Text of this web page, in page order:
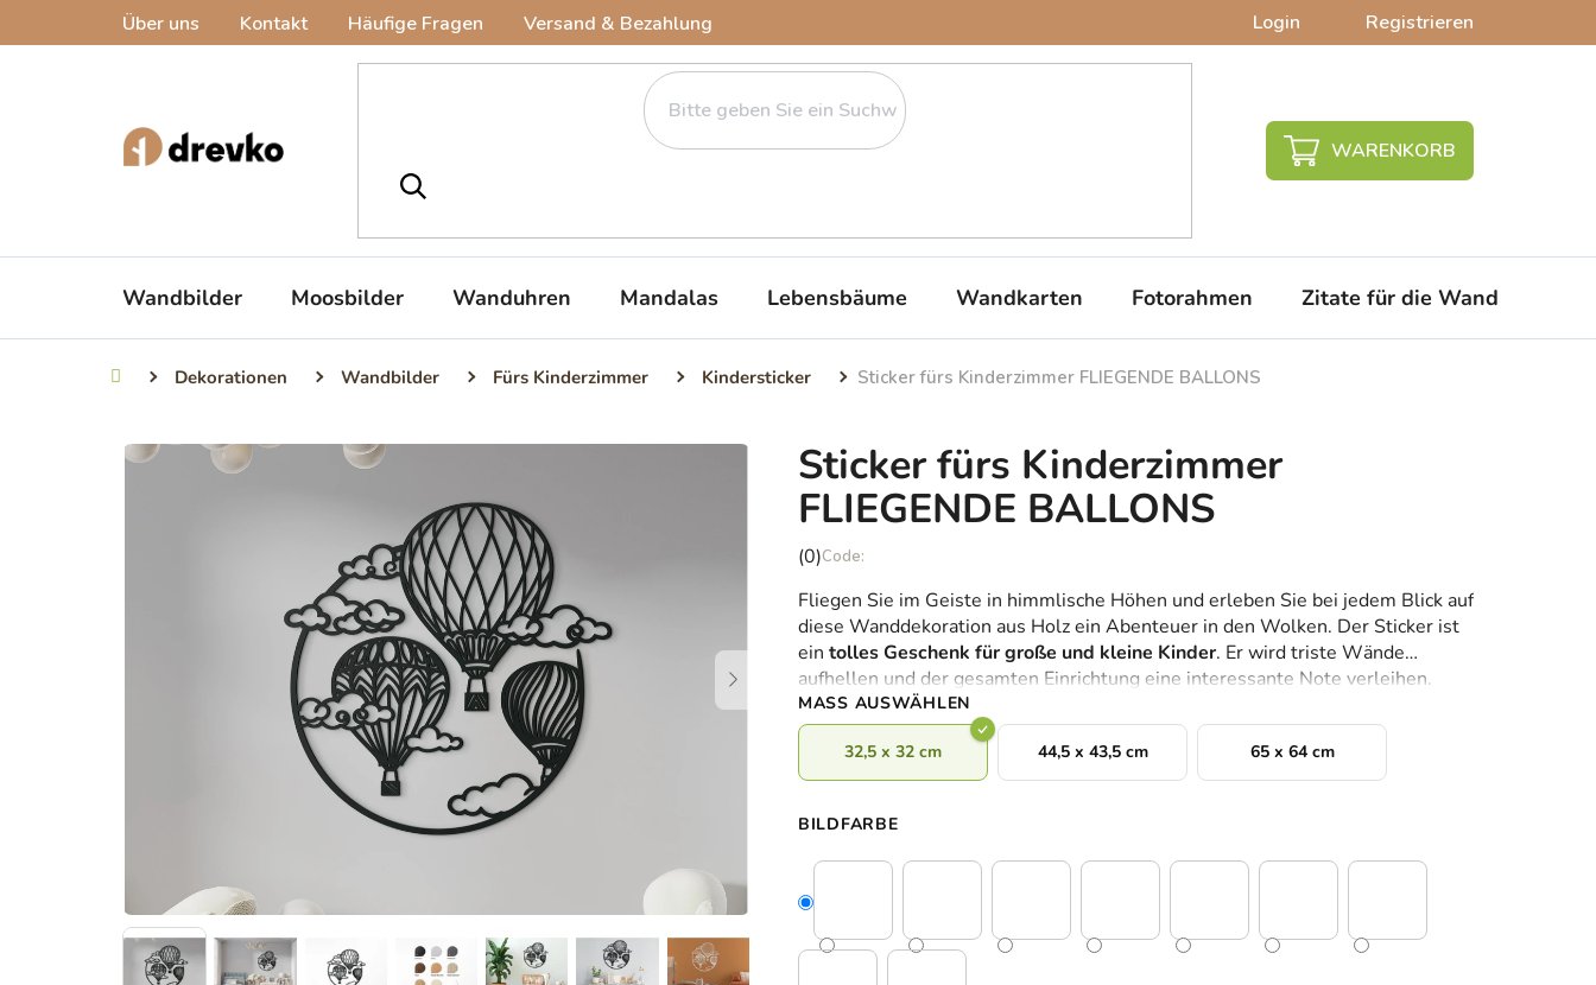
Über uns Kontakt Häufige Fragen Versand & Bezahlung Login Registrieren
WARENKORB
Wandbilder Moosbilder Wanduhren Mandalas Lebensbäume Wandkarten Fotorahmen Zitate für die Wand
StartseiteDekorationen Wandbilder Fürs Kinderzimmer Kindersticker Sticker fürs Kinderzimmer FLIEGENDE BALLONS
Sticker fürs Kinderzimmer
FLIEGENDE BALLONS
Die
Produktbewertung
ist
0,0
von
5
Sternen.
(0)
Fliegen Sie im Geiste in himmlische Höhen und erleben Sie bei jedem Blick auf
diese Wanddekoration aus Holz ein Abenteuer in den Wolken. Der Sticker ist
ein tolles Geschenk für große und kleine Kinder. Er wird triste Wände
aufhellen und der gesamten Einrichtung eine interessante Note verleihen.
MASS AUSWÄHLEN
32,5 x 32 cm 44,5 x 43,5 cm 65 x 64 cm
BILDFARBE